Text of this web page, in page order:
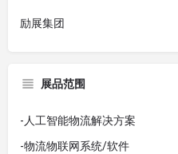
励展集团
展品范围
-人工智能物流解决方案
-物流物联网系统/软件